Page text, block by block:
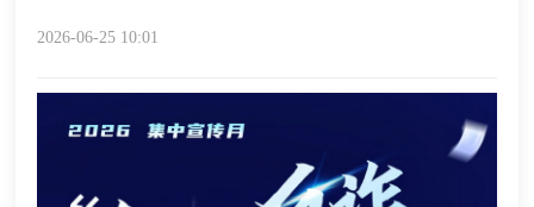
2026-06-25 10:01